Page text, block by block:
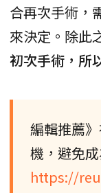
合再次手術，
來決定。除此
初次手術，所
編輯推薦
機，避免
https://